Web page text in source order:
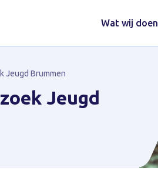
Wat wij doen
Jeugd Brummen
Jeugd